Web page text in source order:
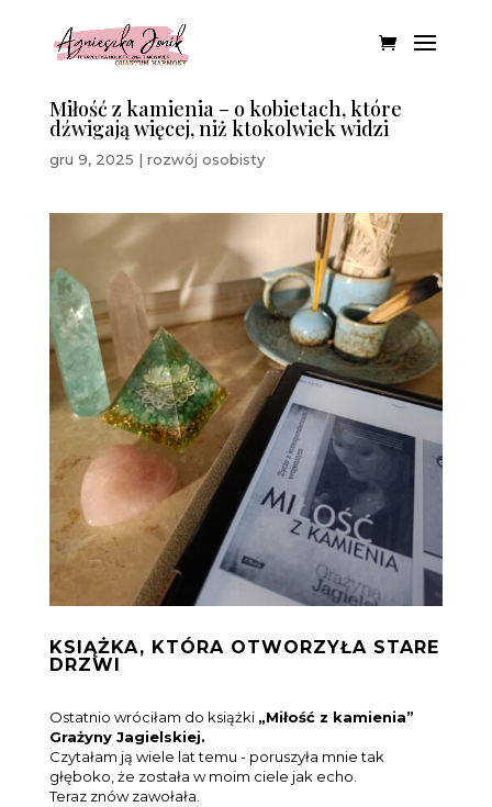
Miłość z kamienia – o kobietach, które
dźwigają więcej, niż ktokolwiek widzi
gru 9, 2025 | rozwój osobisty
KSIĄŻKA, KTÓRA OTWORZYŁA STARE
DRZWI
Ostatnio wróciłam do książki „Miłość z kamienia”
Grażyny Jagielskiej.
Czytałam ją wiele lat temu - poruszyła mnie tak
głęboko, że została w moim ciele jak echo.
Teraz znów zawołała.